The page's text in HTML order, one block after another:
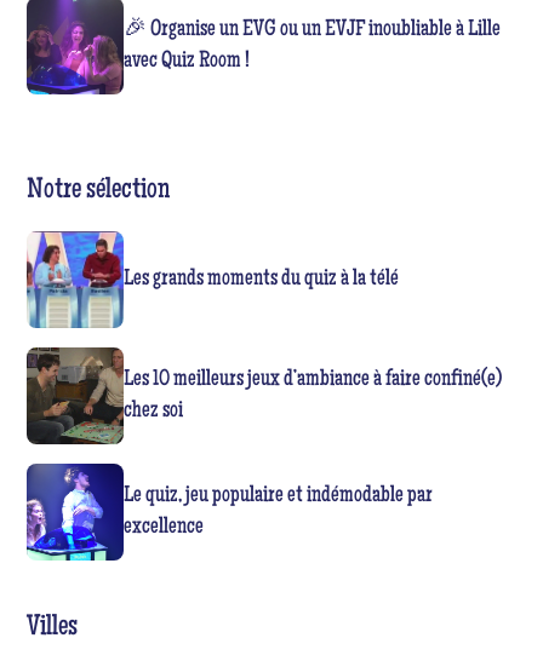
🎉 Organise un EVG ou un EVJF inoubliable à Lille
avec Quiz Room !
Notre sélection
Les grands moments du quiz à la télé
Les 10 meilleurs jeux d’ambiance à faire confiné(e)
chez soi
Le quiz, jeu populaire et indémodable par
excellence
Villes